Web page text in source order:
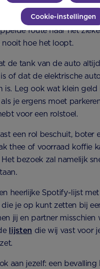
te worden in de auto.
Zorg zelfs dan ook voor
route naar het
nooit hoe het loopt.
de tank van de auto
of dat de elektrische
is. Leg ook wat klein geld
je ergens moet
voor een rolstoel.
een rol beschuit, boter
thee of voorraad koffie
Het bezoek zal namelijk
heerlijke Spotify-lijst
die je op kunt zetten bij
jij en partner misschien
lijsten die wij vast voor
aan jezelf: een
Cookie-instellingen